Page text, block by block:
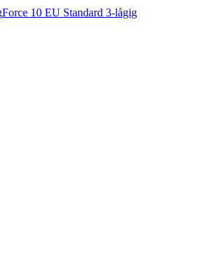
Force 10 EU Standard 3-lågig